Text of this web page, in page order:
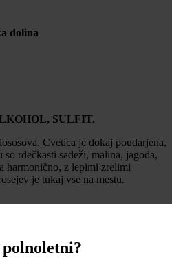
dolina
SULFIT.
Cvetica je dokaj poudarjena,
rdečkasti sadeži, malina, jagoda,
harmonično, z lepimi zrelimi
je tukaj vse na mestu.